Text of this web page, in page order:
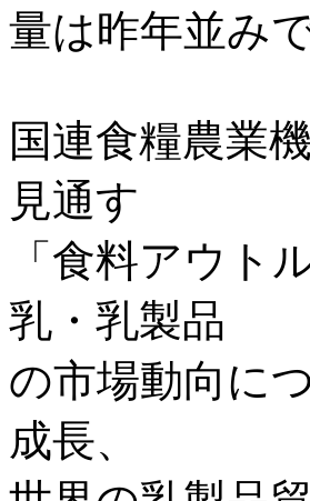
量は昨年並み
国連食糧農業
見通す
「食料アウト
乳・乳製品
の市場動向に
成長、